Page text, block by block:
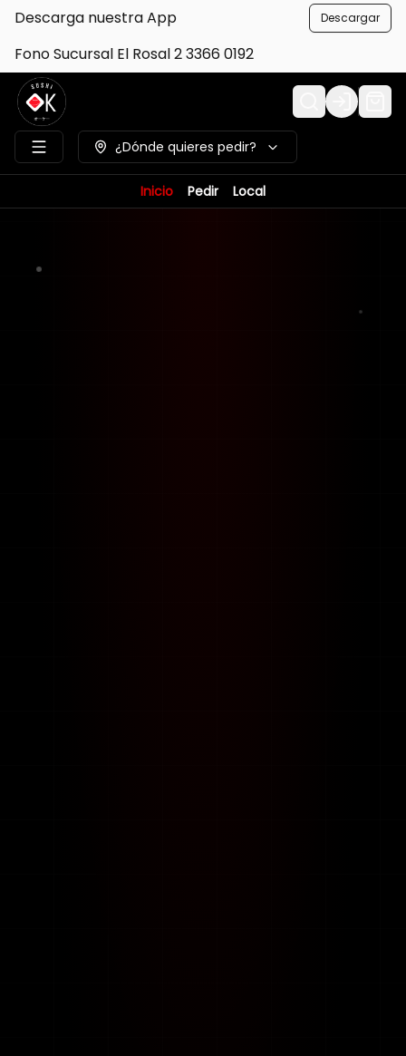
Descarga nuestra App Descargar
Fono Sucursal El Rosal 2 3366 0192
Login
¿Dónde quieres pedir?
Inicio Pedir Local